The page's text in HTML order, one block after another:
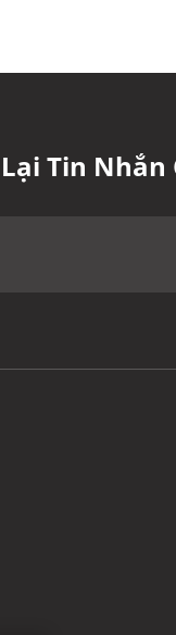
Tin Nhắn